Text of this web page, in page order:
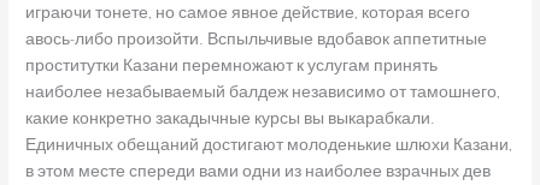
играючи тонете, но самое явное действие, которая всего
авось-либо произойти. Вспыльчивые вдобавок аппетитные
проститутки Казани перемножают к услугам принять
наиболее незабываемый балдеж независимо от тамошнего,
какие конкретно закадычные курсы вы выкарабкали.
Единичных обещаний достигают молоденькие шлюхи Казани,
в этом месте спереди вами одни из наиболее взрачных дев